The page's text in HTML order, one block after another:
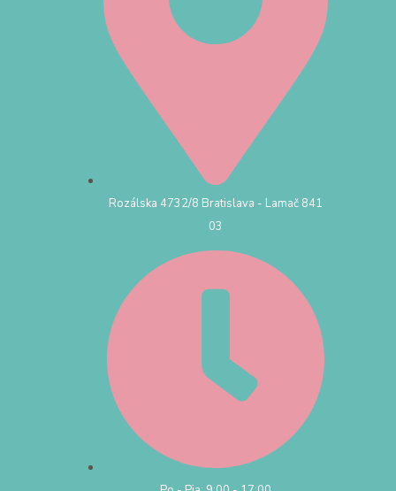
Rozálska 4732/8 Bratislava - Lamač 841
03